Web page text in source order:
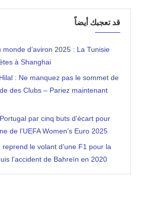
قد تعجبك أيضاً
d’aviron 2025 : La Tunisie
à Shanghai
: Ne manquez pas le sommet de
des Clubs – Pariez maintenant
par cinq buts d’écart pour
de l’UEFA Women’s Euro 2025
le volant d’une F1 pour la
l’accident de Bahreïn en 2020